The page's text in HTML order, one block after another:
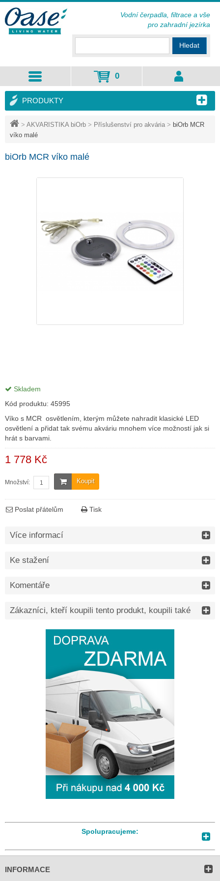
> AKVARISTIKA biOrb > Příslušenství pro akvária > biOrb MCR
víko malé
biOrb MCR víko malé
Skladem
Kód produktu: 45995
Víko s MCR osvětlením, kterým můžete nahradit klasické LED
osvětlení a přidat tak svému akváriu mnohem více možností jak si
hrát s barvami.
1 778 Kč
Koupit
Množství:
Poslat přátelům Tisk
Více informací
Ke stažení
Komentáře
Zákazníci, kteří koupili tento produkt, koupili také
PRODUKTY
Spolupracujeme:
Hledat
0
Vodní čerpadla, filtrace a vše
pro zahradní jezírka
INFORMACE